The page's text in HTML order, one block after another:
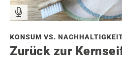
KONSUM VS.
Zurück zur